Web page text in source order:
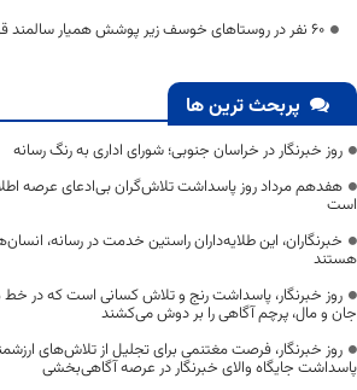
۶۰ نفر در روستاهای خوسف زیر پوشش همیار سالمند قرار گرفتند
پربحث ترین ها
روز خبرنگار در خراسان جنوبی؛ شورای اداری به رنگ رسانه
هفدهم مرداد روز پاسداشت تلاش‌گران بی‌ادعای عرصه
است
خبرنگاران، این طلایه‌داران راستین خدمت در رسانه،
هستند
روز خبرنگار، پاسداشت رنج و تلاش کسانی است که در خط
جان و مال، پرچم آگاهی را بر دوش می‌کشند
روز خبرنگار، فرصت مغتنمی برای تجلیل از تلاش‌های
پاسداشت جایگاه والای خبرنگار در عرصه آگاهی‌بخشی